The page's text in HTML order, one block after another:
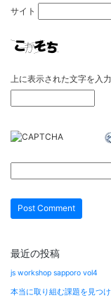
サイト
上に表示された文字を入
最近の投稿
js workshop sapporo vol4
本当に取り組む課題を見つ